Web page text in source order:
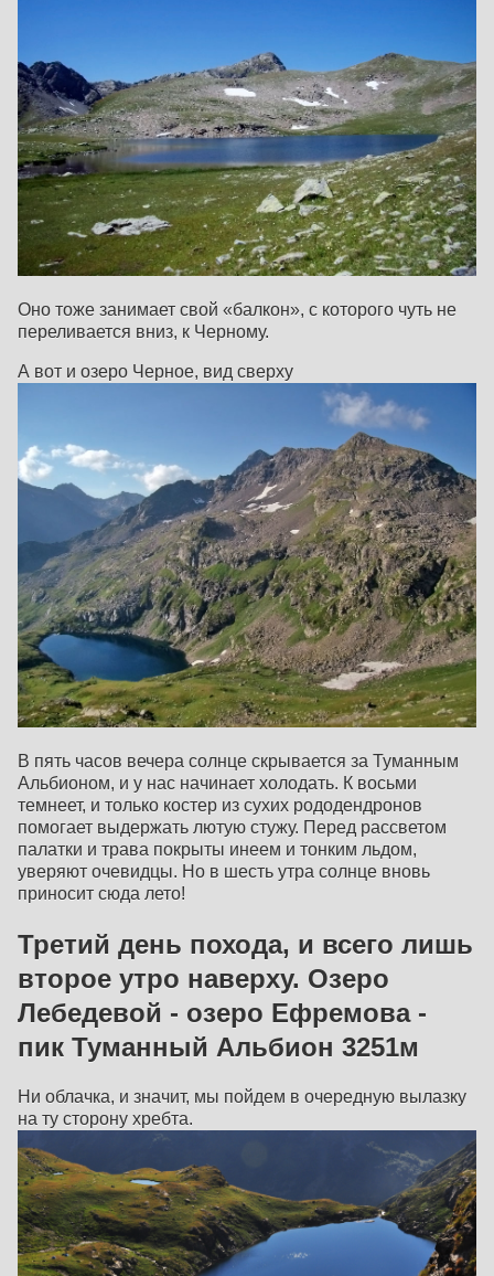
Оно тоже занимает свой «балкон», с которого чуть не
переливается вниз, к Черному.
А вот и озеро Черное, вид сверху
В пять часов вечера солнце скрывается за Туманным
Альбионом, и у нас начинает холодать. К восьми
темнеет, и только костер из сухих рододендронов
помогает выдержать лютую стужу. Перед рассветом
палатки и трава покрыты инеем и тонким льдом,
уверяют очевидцы. Но в шесть утра солнце вновь
приносит сюда лето!
Третий день похода, и всего лишь
второе утро наверху. Озеро
Лебедевой - озеро Ефремова -
пик Туманный Альбион 3251м
Ни облачка, и значит, мы пойдем в очередную вылазку
на ту сторону хребта.